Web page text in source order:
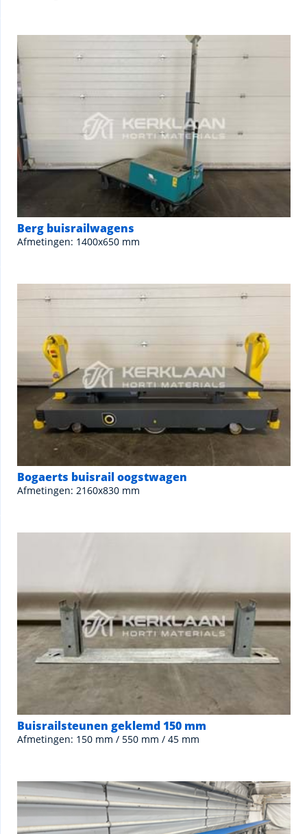
Berg buisrailwagens
Afmetingen: 1400x650 mm
Bogaerts buisrail oogstwagen
Afmetingen: 2160x830 mm
Buisrailsteunen geklemd 150 mm
Afmetingen: 150 mm / 550 mm / 45 mm